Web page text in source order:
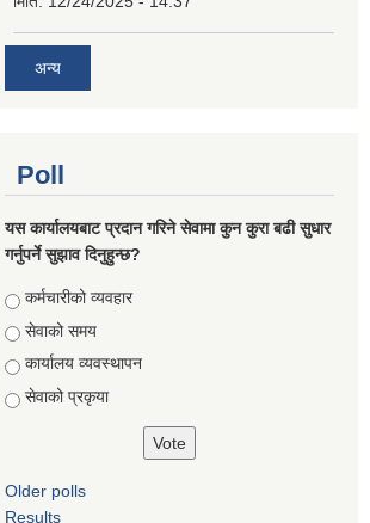
अन्य
Poll
यस कार्यालयबाट प्रदान गरिने सेवामा कुन कुरा बढी सुधार
गर्नुपर्ने सुझाव दिनुहुन्छ?
Choices
कर्मचारीको व्यवहार
सेवाको समय
कार्यालय व्यवस्थापन
सेवाको प्रकृया
Older polls
Results